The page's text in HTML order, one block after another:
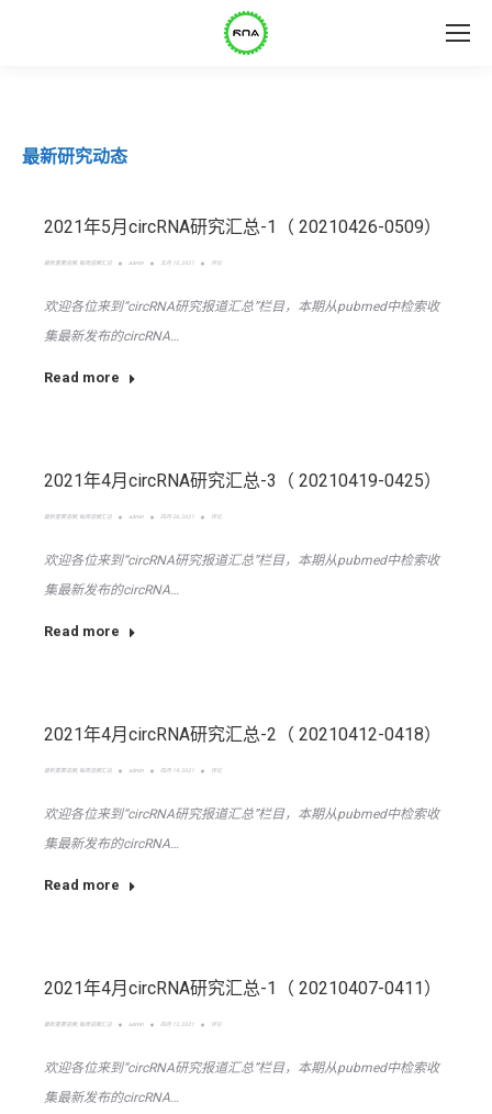
最新研究动态
2021年5月circRNA研究汇总-1（ 20210426-0509）
最新重要进展 每周进展汇总 admin 五月 10, 2021 评论
欢迎各位来到“circRNA研究报道汇总”栏目，本期从pubmed中检索收
集最新发布的circRNA…
Read more
2021年4月circRNA研究汇总-3（ 20210419-0425）
最新重要进展 每周进展汇总 admin 四月 26, 2021 评论
欢迎各位来到“circRNA研究报道汇总”栏目，本期从pubmed中检索收
集最新发布的circRNA…
Read more
2021年4月circRNA研究汇总-2（ 20210412-0418）
最新重要进展 每周进展汇总 admin 四月 19, 2021 评论
欢迎各位来到“circRNA研究报道汇总”栏目，本期从pubmed中检索收
集最新发布的circRNA…
Read more
2021年4月circRNA研究汇总-1（ 20210407-0411）
最新重要进展 每周进展汇总 admin 四月 12, 2021 评论
欢迎各位来到“circRNA研究报道汇总”栏目，本期从pubmed中检索收
集最新发布的circRNA…